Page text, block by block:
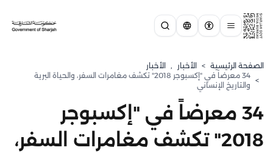
الصفحة الرئيسية > الأخبار , الأخبار
>
34 معرضاً في "إكسبوجر 2018" تكشف مغامرات السفر، والحياة البرية
والتاريخ الإنساني
34 معرضاً في "إكسبوجر
2018" تكشف مغامرات السفر،